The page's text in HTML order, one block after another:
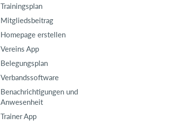
Trainingsplan
Mitgliedsbeitrag
Homepage erstellen
Vereins App
Belegungsplan
Verbandssoftware
Benachrichtigungen und
Anwesenheit
Trainer App